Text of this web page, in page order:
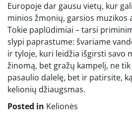
Europoje dar gausu vietų, kur
minios žmonių, garsios muzikos
Tokie paplūdimiai – tarsi
slypi paprastume: švariame
ir tyloje, kuri leidžia išgirsti savo
žinomą, bet gražų kampelį, ne
pasaulio dalelę, bet ir patirsite,
kelionių džiaugsmas.
Posted in Kelionės